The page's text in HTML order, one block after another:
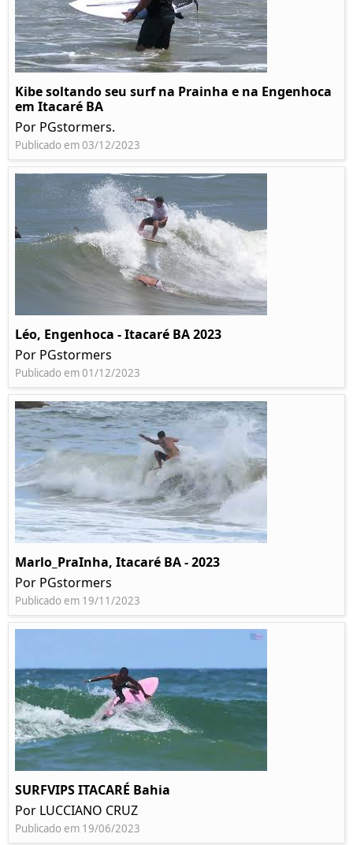
Kibe soltando seu surf na Prainha e na Engenhoca
em Itacaré BA
Por PGstormers.
Publicado em 03/12/2023
Léo, Engenhoca - Itacaré BA 2023
Por PGstormers
Publicado em 01/12/2023
Marlo_PraInha, Itacaré BA - 2023
Por PGstormers
Publicado em 19/11/2023
SURFVIPS ITACARÉ Bahia
Por LUCCIANO CRUZ
Publicado em 19/06/2023